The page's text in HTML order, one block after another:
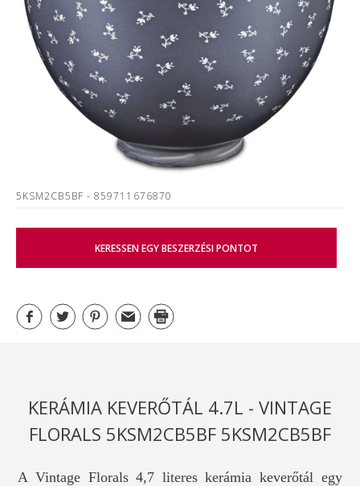
5KSM2CB5BF - 859711676870
KERESSEN EGY BESZERZÉSI PONTOT
KERÁMIA KEVERŐTÁL 4.7L - VINTAGE
FLORALS 5KSM2CB5BF 5KSM2CB5BF
A Vintage Florals 4,7 literes kerámia keverőtál egy